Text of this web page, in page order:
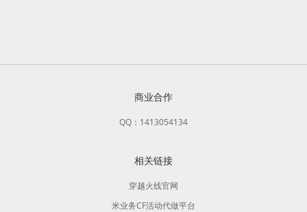
商业合作
QQ：1413054134
相关链接
穿越火线官网
米业务CF活动代做平台